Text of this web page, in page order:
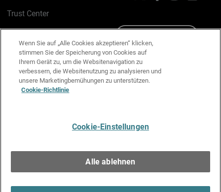
Trust Center
Cookie-Richtlinie
Datenschutzrichtlinie
Media & Brand Kit
Wenn Sie auf „Alle Cookies akzeptieren“ klicken,
stimmen Sie der Speicherung von Cookies auf
Ihrem Gerät zu, um die Websitenavigation zu
verbessern, die Websitenutzung zu analysieren und
unsere Marketingbemühungen zu unterstützen.
Cookie-Richtlinie
Cookie-Einstellungen
Alle ablehnen